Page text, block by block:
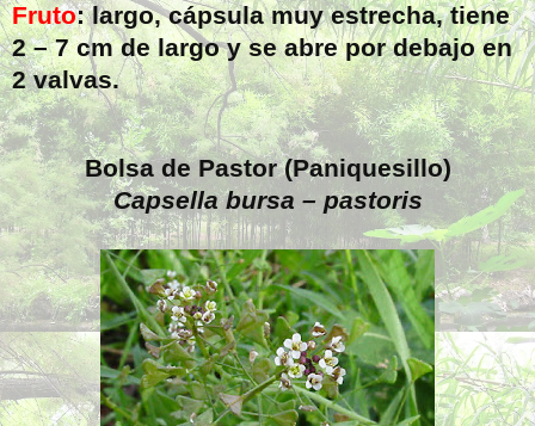
Fruto: largo, cápsula muy estrecha, tiene
2 –7 cmde largo y se abre por debajo en
2 valvas.
Bolsa de Pastor (Paniquesillo)
Capsella bursa – pastoris